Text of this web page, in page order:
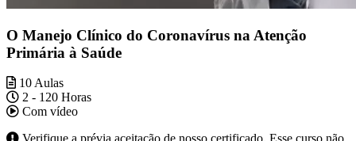
O Manejo Clínico do Coronavírus na Atenção
Primária à Saúde
10 Aulas
2 - 120 Horas
Com vídeo